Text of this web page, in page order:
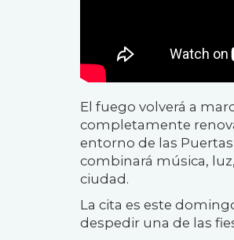
El fuego volverá a
completamente
entorno de las
combinará música,
ciudad.
La cita es este
despedir una de las